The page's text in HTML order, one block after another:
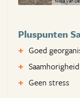
Pluspunten
Goed
Saamhorigheid
Geen stress